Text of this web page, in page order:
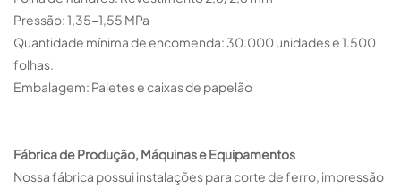
Pressão: 1,35-1,55 MPa
Quantidade mínima de encomenda: 30.000 unidades e 1.500
folhas.
Embalagem: Paletes e caixas de papelão
Fábrica de Produção, Máquinas e Equipamentos
Nossa fábrica possui instalações para corte de ferro, impressão